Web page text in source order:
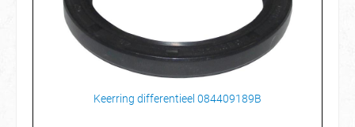
Keerring differentieel 084409189B